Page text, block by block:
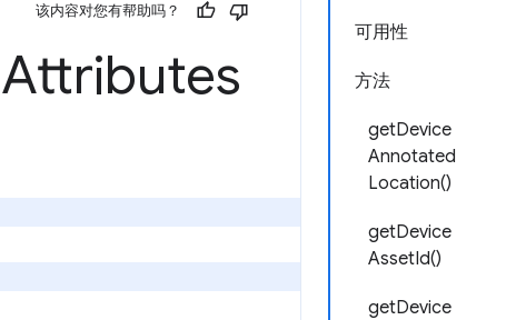
可用性
方法
getDevice
Annotated
Location()
getDevice
AssetId()
getDevice
该内容对您有帮助吗？
Attributes